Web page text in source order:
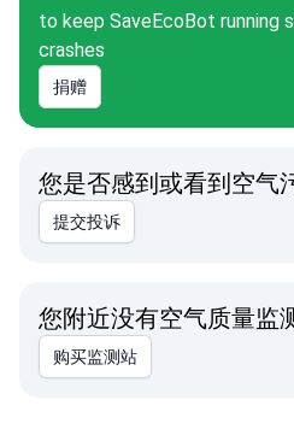
to keep SaveEcoBot running
crashes
捐赠
您是否感到或看到空气
提交投诉
您附近没有空气质量监
购买监测站